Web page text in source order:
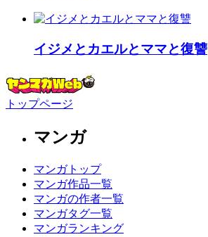
イジメとカエルとママと復讐
トップページ
マンガ
マンガトップ
マンガ作品一覧
マンガの作者一覧
マンガタグ一覧
マンガランキング